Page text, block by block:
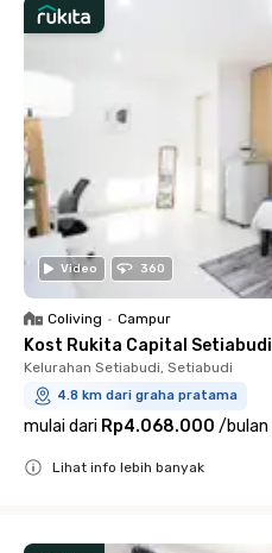
Video 360
Coliving • Campur
Kost Rukita Capital Setiabudi
Kelurahan Setiabudi, Setiabudi
4.8 km dari graha pratama
mulai dari Rp4.068.000 /bulan
Lihat info lebih banyak